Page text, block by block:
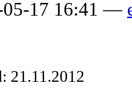
05-17 16:41 —
21.11.2012